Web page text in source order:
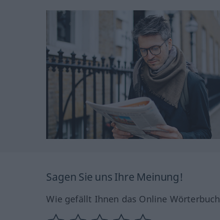
Sagen Sie uns Ihre Meinung!
Wie gefällt Ihnen das Online